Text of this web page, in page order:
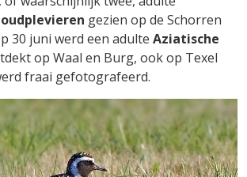
gezien op de Schorren
30 juni werd een adulte Aziatische
op Waal en Burg, ook op Texel
fraai gefotografeerd.